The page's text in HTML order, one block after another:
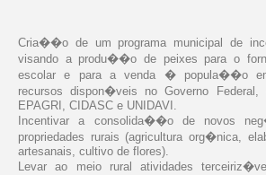
Cria��o de um programa municipal de
visando a produ��o de peixes para o
escolar e para a venda � popula��o
recursos dispon�veis no Governo Federal,
EPAGRI, CIDASC e UNIDAVI.
Incentivar a consolida��o de novos
propriedades rurais (agricultura org�nica,
artesanais, cultivo de flores).
Levar ao meio rural atividades